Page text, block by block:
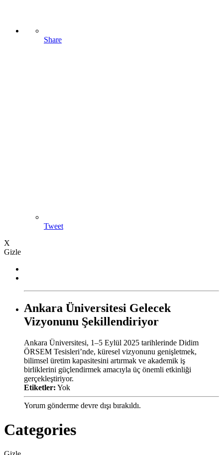
Share
Tweet
X
Gizle
Ankara Üniversitesi Gelecek
Vizyonunu Şekillendiriyor
Ankara Üniversitesi, 1–5 Eylül 2025 tarihlerinde Didim
ÖRSEM Tesisleri’nde, küresel vizyonunu genişletmek,
bilimsel üretim kapasitesini artırmak ve akademik iş
birliklerini güçlendirmek amacıyla üç önemli etkinliği
gerçekleştiriyor.
Etiketler: Yok
Yorum gönderme devre dışı bırakıldı.
Categories